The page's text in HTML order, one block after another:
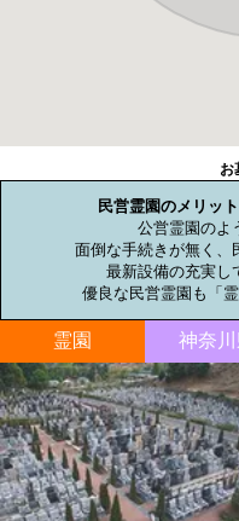
お
民営霊園のメリット
公営霊園のよ
面倒な手続きが無く、
最新設備の充実し
優良な民営霊園も「
霊園 神奈